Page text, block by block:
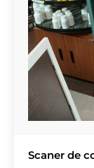
Scaner de